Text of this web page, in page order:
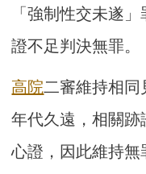
「強制性交未遂
證不足判決無罪。
高院二審維持相同
年代久遠，相關
心證，因此維持